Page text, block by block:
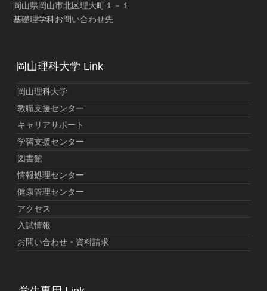
岡山県岡山市北区理大町１－１
基礎理学科お問い合わせ先
岡山理科大学 Link
岡山理科大学
教職支援センター
キャリアサポート
学習支援センター
図書館
情報処理センター
健康管理センター
アクセス
入試情報
お問い合わせ・資料請求